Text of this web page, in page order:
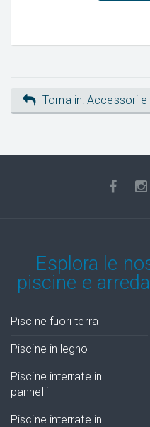
Torna in: Accessori
Esplora le
piscine e
Piscine fuori terra
Piscine in legno
Piscine interrate in
pannelli
Piscine interrate in